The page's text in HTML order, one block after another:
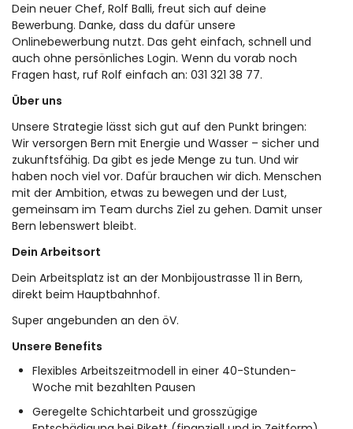
Dein neuer Chef, Rolf Balli, freut sich auf deine
Bewerbung. Danke, dass du dafür unsere
Onlinebewerbung nutzt. Das geht einfach, schnell und
auch ohne persönliches Login. Wenn du vorab noch
Fragen hast, ruf Rolf einfach an: 031 321 38 77.
Über uns
Unsere Strategie lässt sich gut auf den Punkt bringen:
Wir versorgen Bern mit Energie und Wasser – sicher und
zukunftsfähig. Da gibt es jede Menge zu tun. Und wir
haben noch viel vor. Dafür brauchen wir dich. Menschen
mit der Ambition, etwas zu bewegen und der Lust,
gemeinsam im Team durchs Ziel zu gehen. Damit unser
Bern lebenswert bleibt.
Dein Arbeitsort
Dein Arbeitsplatz ist an der Monbijoustrasse 11 in Bern,
direkt beim Hauptbahnhof.
Super angebunden an den öV.
Unsere Benefits
Flexibles Arbeitszeitmodell in einer 40-Stunden-
Woche mit bezahlten Pausen
Geregelte Schichtarbeit und grosszügige